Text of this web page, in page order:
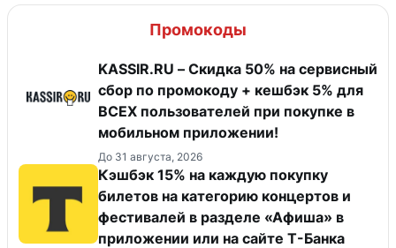
Промокоды
KASSIR.RU – Скидка 50% на сервисный
сбор по промокоду + кешбэк 5% для
ВСЕХ пользователей при покупке в
мобильном приложении!
До 31 августа, 2026
Кэшбэк 15% на каждую покупку
билетов на категорию концертов и
фестивалей в разделе «Афиша» в
приложении или на сайте Т-Банка